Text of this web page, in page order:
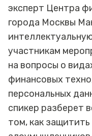
эксперт Центра
города Москвы
участникам
на вопросы о
финансовых
персональных
спикер разберет
том, как